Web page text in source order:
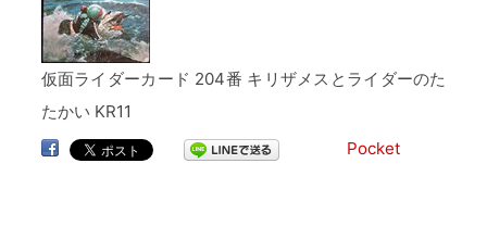
仮面ライダーカード 204番 キリザメスとライダーのた
たかい KR11
Pocket